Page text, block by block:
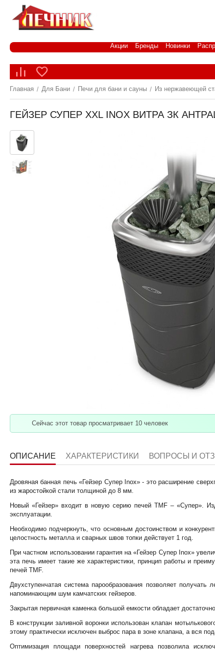
Акции Бренды Новинки
Главная / Для Бани / Печи для бани и сауны / Из нержавеющей
ГЕЙЗЕР СУПЕР XXL INOX ВИТРА ЗК
Сейчас этот товар просматривает 10 человек
ОПИСАНИЕ ХАРАКТЕРИСТИКИ ВОПРОСЫ И
Дровяная банная печь «Гейзер Супер Inox» - это расширение
из жаростойкой стали толщиной до 8 мм.
Новый «Гейзер» входит в новую серию печей TMF – «Супер».
эксплуатации.
Необходимо подчеркнуть, что основным достоинством и
целостность металла и сварных швов топки действует 1 год.
При частном использовании гарантия на «Гейзер Супер Inox»
эта печь имеет такие же характеристики, принцип работы и
печей TMF.
Двухступенчатая система парообразования позволяет
напоминающим шум камчатских гейзеров.
Закрытая первичная каменка большой емкости обладает
В конструкции заливной воронки использован клапан
этому практически исключен выброс пара в зоне клапана, а вся
Оптимизация площади поверхностей нагрева позволила